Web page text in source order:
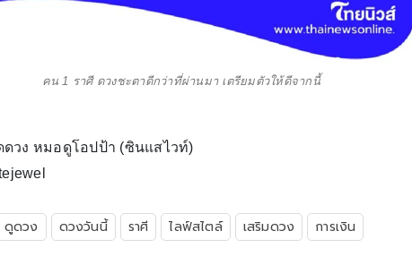
คน 1 ราศี ดวงชะตาดีกว่าที่ผ่านมา เตรียมตัวให้ดีจากนี้
วง หมอดูโอปป้า (ซินแสไวท์)
ดูดวง ดวงวันนี้ ราศี ไลฟ์สไตล์ เสริมดวง การเงิน